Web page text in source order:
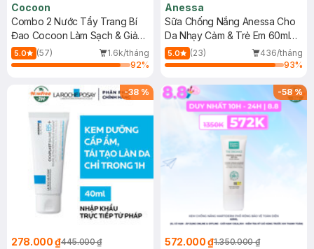
Cocoon
Combo 2 Nước Tẩy Trang Bí
Đao Cocoon Làm Sạch & Giảm
Dầu 500ml
5.0 (57)
1.6k/tháng
92%
Anessa
Sữa Chống Nắng Anessa Cho
Da Nhạy Cảm & Trẻ Em 60ml
(Mới)
5.0 (23)
436/tháng
93%
-38 %
278.000 ₫445.000 ₫
-58%
572.000 ₫1.350.000 ₫